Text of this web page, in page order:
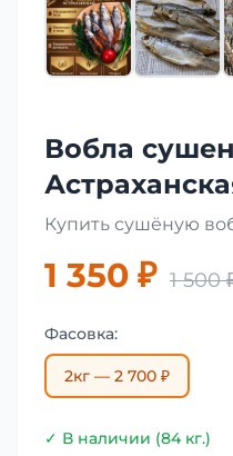
Вобла
Купить сушёную
1 350 ₽ 1 500
Фасовка:
2кг — 2 700 ₽
✓ В наличии (84 кг.)